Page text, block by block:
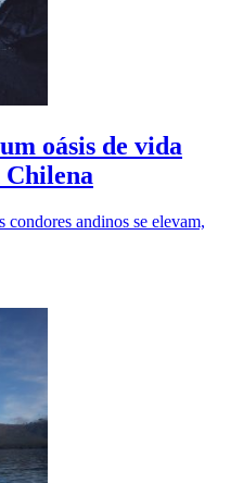
oásis de vida
condores andinos se elevam,